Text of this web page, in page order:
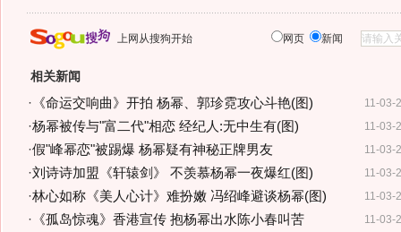
上网从搜狗开始 网页 新闻
相关新闻
11-03-
· 《命运交响曲》开拍 杨幂、郭珍霓攻心斗艳(图)
11-03-
·杨幂被传与"富二代"相恋 经纪人:无中生有(图)
11-03-
·假"峰幂恋"被踢爆 杨幂疑有神秘正牌男友
11-03-
·刘诗诗加盟《轩辕剑》 不羡慕杨幂一夜爆红(图)
11-03-
·林心如称《美人心计》难扮嫩 冯绍峰避谈杨幂(图)
11-03-
· 《孤岛惊魂》香港宣传 抱杨幂出水陈小春叫苦